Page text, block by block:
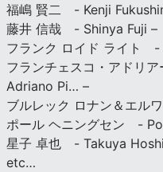
福嶋 賢二 - Kenji
藤井 信哉 - Shinya Fuji –
フランク ロイド ライト -
フランチェスコ・アドリ
Adriano Pi… –
ブルレック ロナン＆エ
ポール ヘニングセン -
星子 卓也 - Takuya
etc…